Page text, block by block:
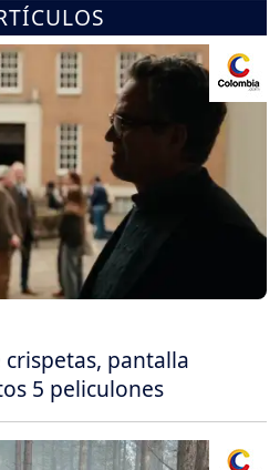
pantalla
5 peliculones